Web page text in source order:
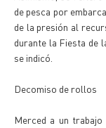
de pesca por
de la presión al
durante la Fiesta de
se indicó.
Decomiso de rollos
Merced a un